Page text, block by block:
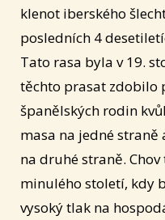
klenot iberského
posledních 4
Tato rasa byla v 19.
těchto prasat zdobilo
španělských rodin
masa na jedné straně
na druhé straně.
minulého století, kdy
vysoký tlak na